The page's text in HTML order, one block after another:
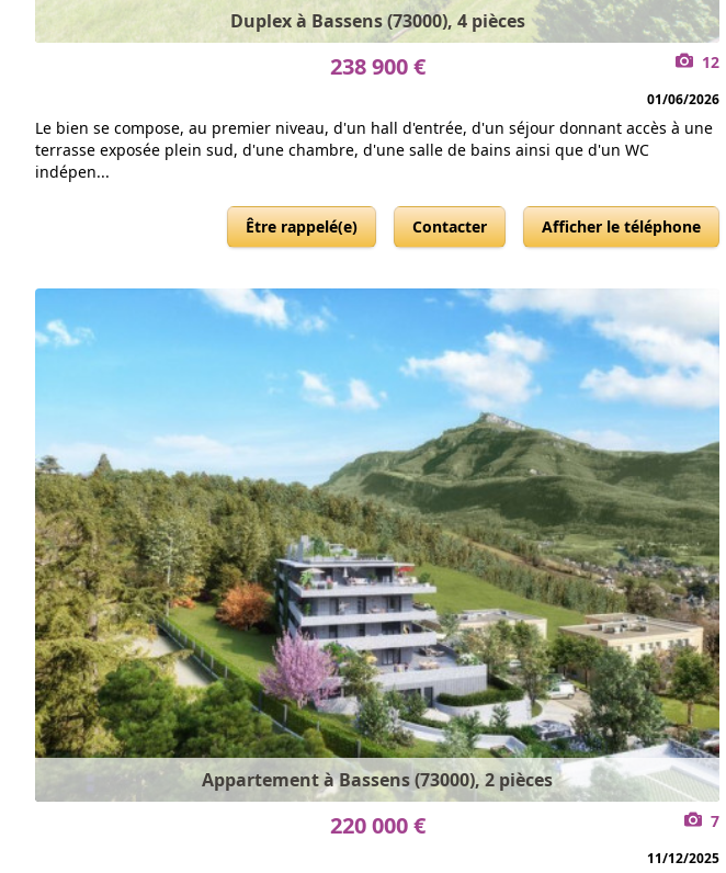
Duplex à Bassens (73000), 4 pièces
238 900 € 12
01/06/2026
Le bien se compose, au premier niveau, d'un hall d'entrée, d'un séjour donnant accès à une
terrasse exposée plein sud, d'une chambre, d'une salle de bains ainsi que d'un WC
indépen...
Être rappelé(e) Contacter Afficher le téléphone
Appartement à Bassens (73000), 2 pièces
220 000 € 7
11/12/2025